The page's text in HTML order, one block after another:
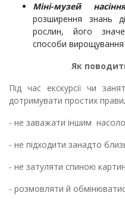
Міні-музей
розширення знань
рослин, його
способи вирощування
Як
Під час екскурсії чи
дотримувати простих
- не заважати іншим
- не підходити занадто
- не затуляти спиною
- розмовляти й